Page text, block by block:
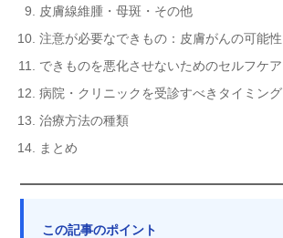
皮膚線維腫・母斑・その他
注意が必要なできもの：皮膚がんの可能性
できものを悪化させないためのセルフケア
病院・クリニックを受診すべきタイミング
治療方法の種類
まとめ
この記事のポイント